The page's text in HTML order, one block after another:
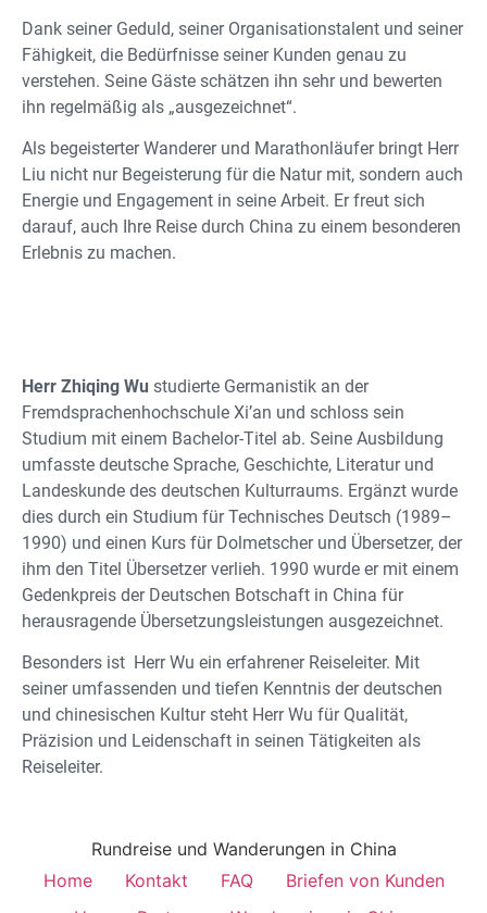
Dank seiner Geduld, seiner Organisationstalent und seiner
Fähigkeit, die Bedürfnisse seiner Kunden genau zu
verstehen. Seine Gäste schätzen ihn sehr und bewerten
ihn regelmäßig als „ausgezeichnet“.
Als begeisterter Wanderer und Marathonläufer bringt Herr
Liu nicht nur Begeisterung für die Natur mit, sondern auch
Energie und Engagement in seine Arbeit. Er freut sich
darauf, auch Ihre Reise durch China zu einem besonderen
Erlebnis zu machen.
Herr Zhiqing Wu studierte Germanistik an der
Fremdsprachenhochschule Xi’an und schloss sein
Studium mit einem Bachelor-Titel ab. Seine Ausbildung
umfasste deutsche Sprache, Geschichte, Literatur und
Landeskunde des deutschen Kulturraums. Ergänzt wurde
dies durch ein Studium für Technisches Deutsch (1989–
1990) und einen Kurs für Dolmetscher und Übersetzer, der
ihm den Titel Übersetzer verlieh. 1990 wurde er mit einem
Gedenkpreis der Deutschen Botschaft in China für
herausragende Übersetzungsleistungen ausgezeichnet.
Besonders ist Herr Wu ein erfahrener Reiseleiter. Mit
seiner umfassenden und tiefen Kenntnis der deutschen
und chinesischen Kultur steht Herr Wu für Qualität,
Präzision und Leidenschaft in seinen Tätigkeiten als
Reiseleiter.
Rundreise und Wanderungen in China
Home
Kontakt FAQ
Briefen von Kunden